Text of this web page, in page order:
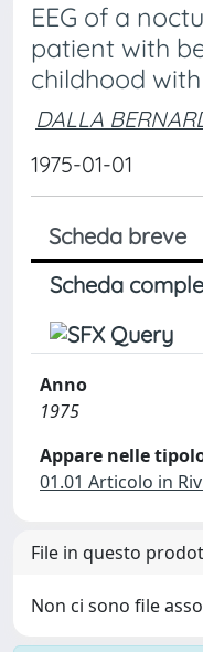
EEG of a
patient with
childhood
DALLA
1975-01-01
Scheda breve
Scheda
Anno
1975
Appare nelle
01.01 Articolo in
File in questo
Non ci sono file